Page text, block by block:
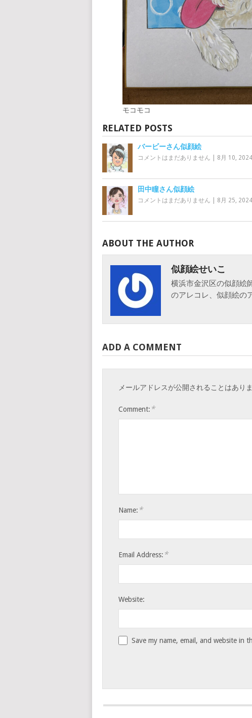
モコモコ
RELATED POSTS
バービーさん似顔絵
コメントはまだありません 8月 10, 2024
田中瞳さん似顔絵
コメントはまだありません 8月 25, 2024
ABOUT THE AUTHOR
似顔絵せいこ
横浜市金沢区の似顔絵
のアレコレ、似顔絵の
ADD A COMMENT
メールアドレスが公開されることはありま
Comment: *
Name: *
Email Address: *
Website:
Save my name, email, and website in